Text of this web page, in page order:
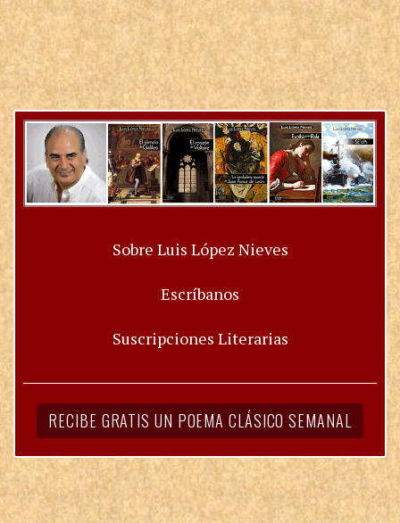
Sobre Luis López Nieves
Escríbanos
Suscripciones Literarias
RECIBE GRATIS UN POEMA CLÁSICO SEMANAL